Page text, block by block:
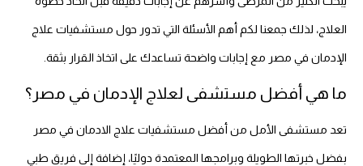
العلاج، لذلك جمعنا لكم أهم الأسئلة التي تدور حول مستشفيات علاج
الإدمان في مصر مع إجابات واضحة تساعدك على اتخاذ القرار بثقة.
ما هي أفضل مستشفى لعلاج الإدمان في مصر؟
تعد مستشفى الأمل من أفضل مستشفيات علاج الادمان في مصر
بفضل خبرتها الطويلة وبرامجها المعتمدة دوليًا، إضافة إلى فريق طبي